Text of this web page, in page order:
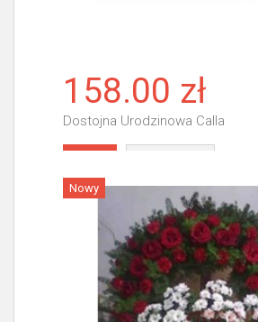
158.00 zł
Dostojna Urodzinowa Calla
Nowy